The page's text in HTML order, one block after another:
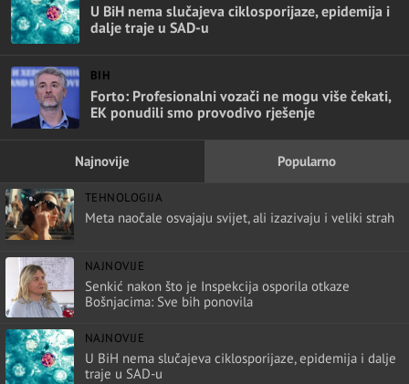
U BiH nema slučajeva ciklosporijaze, epidemija i
dalje traje u SAD-u
BIH
Forto: Profesionalni vozači ne mogu više čekati,
EK ponudili smo provodivo rješenje
Najnovije Popularno
TEHNOLOGIJA
Meta naočale osvajaju svijet, ali izazivaju i veliki strah
NAJNOVIJE
Senkić nakon što je Inspekcija osporila otkaze
Bošnjacima: Sve bih ponovila
NAJNOVIJE
U BiH nema slučajeva ciklosporijaze, epidemija i dalje
traje u SAD-u